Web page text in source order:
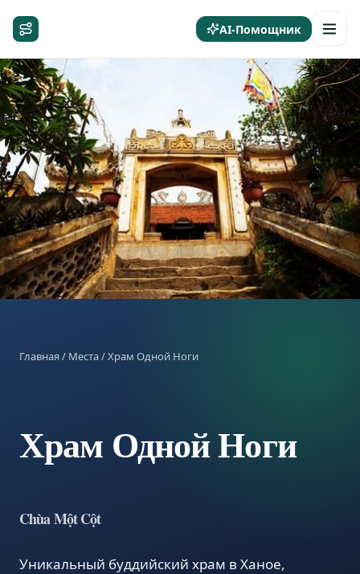
AI-Помощник
Главная/ Места/ Храм Одной Ноги
Храм Одной Ноги
Chùa Một Cột
Уникальный буддийский храм в Ханое,